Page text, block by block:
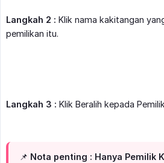
Langkah 2 : Klik nama kakitangan
pemilikan itu.
Langkah 3 : Klik Beralih kepada
📌 Nota penting : Hanya Pemilik